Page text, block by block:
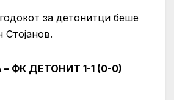
за детонитци беше
Стојанов.
ФК ДЕТОНИТ 1-1 (0-0)